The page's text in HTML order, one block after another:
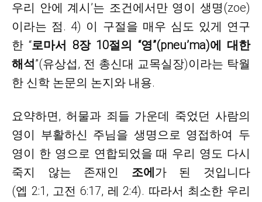
우리 안에 계시’는 조건에서만 영이 생명(zoe)
이라는 점. 4) 이 구절을 매우 심도 있게 연구
한 “로마서 8장 10절의 “영”(pneu’ma)에 대한
해석”(유상섭, 전 총신대 교목실장)이라는 탁월
한 신학 논문의 논지와 내용.
요약하면, 허물과 죄들 가운데 죽었던 사람의
영이 부활하신 주님을 생명으로 영접하여 두
영이 한 영으로 연합되었을 때 우리 영도 다시
죽지 않는 존재인 조에가 된 것입니다
(엡 2:1, 고전 6:17, 레 2:4). 따라서 최소한 우리